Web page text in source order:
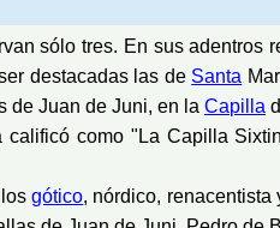
sólo tres. En sus adentros
destacadas las de Santa
de Juan de Juni, en laCapilla
calificó como "La Capilla
gótico, nórdico, renacentista